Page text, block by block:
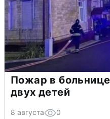
Пожар в
двух детей
8 августа 0